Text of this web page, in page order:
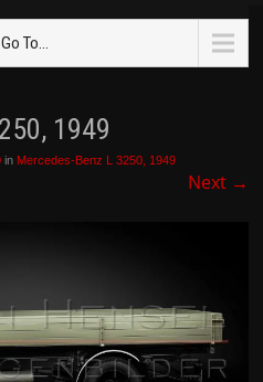
Go To...
1949
in Mercedes-Benz L 3250, 1949
Next →